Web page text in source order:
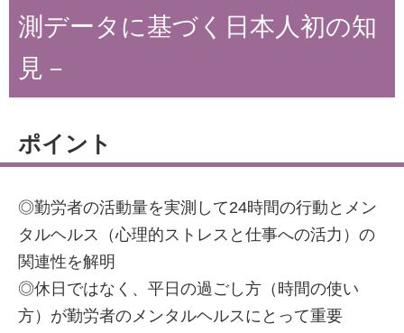
測データに基づく日本人初の知
見－
ポイント
◎勤労者の活動量を実測して24時間の行動とメン
タルヘルス（心理的ストレスと仕事への活力）の
関連性を解明
◎休日ではなく、平日の過ごし方（時間の使い
方）が勤労者のメンタルヘルスにとって重要